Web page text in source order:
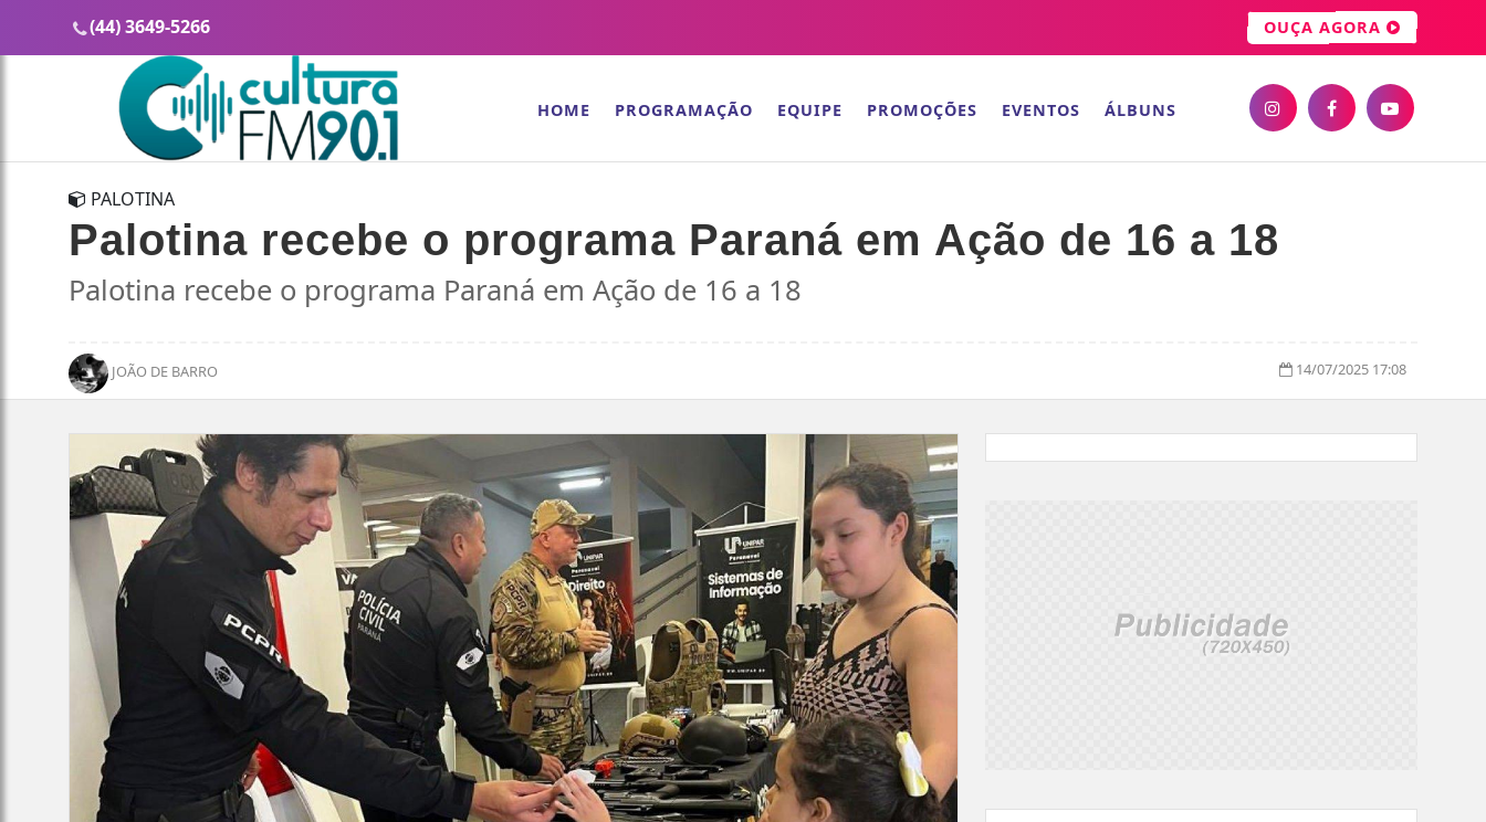
(44) 3649-5266 OUÇA AGORA
HOME PROGRAMAÇÃO EQUIPE PROMOÇÕES EVENTOS ÁLBUNS
PALOTINA
Palotina recebe o programa Paraná em Ação de 16 a 18
Palotina recebe o programa Paraná em Ação de 16 a 18
JOÃO DE BARRO 14/07/2025 17:08